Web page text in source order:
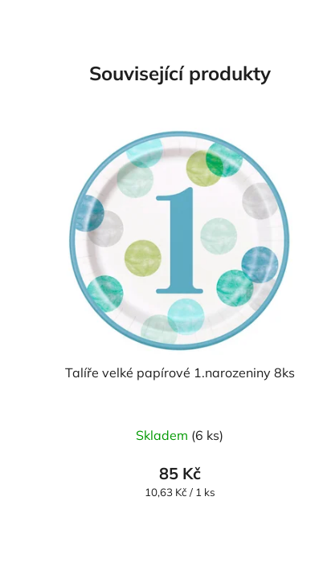
Související produkty
Talíře velké papírové 1.narozeniny 8ks
Skladem (6 ks)
85 Kč
Měrná
10,63 Kč / 1 ks